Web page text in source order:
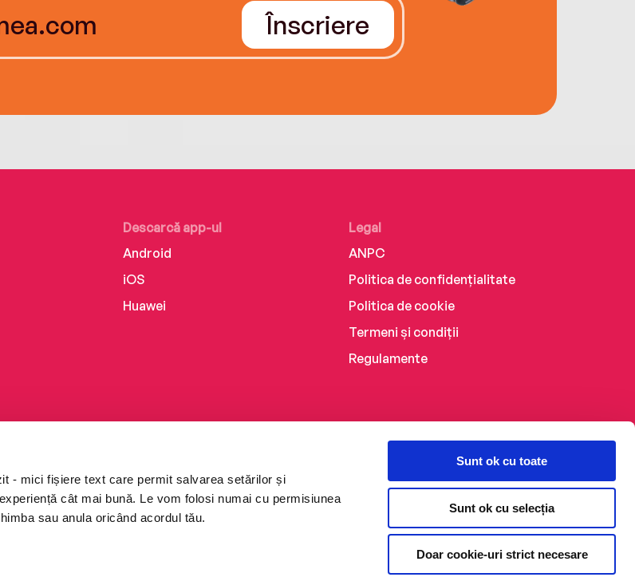
- mici fișiere text care permit salvarea setărilor și
cât mai bună. Le vom folosi numai cu permisiunea
sau anula oricând acordul tău.
Sunt ok cu toate
Sunt ok cu selecția
Doar cookie-uri strict necesare
Înscriere
Descarcă app-ul
Android
iOS
Huawei
Legal
ANPC
Politica de confidențialitate
Politica de cookie
Termeni și condiții
Regulamente